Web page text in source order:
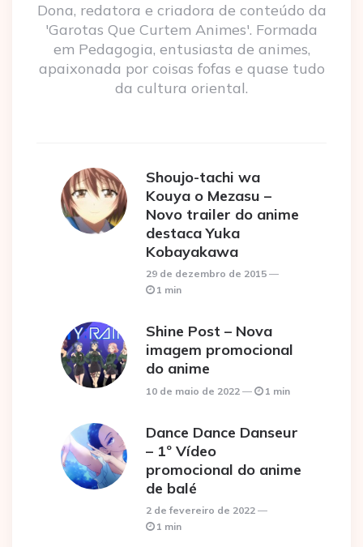
Dona, redatora e criadora de conteúdo da
'Garotas Que Curtem Animes'. Formada
em Pedagogia, entusiasta de animes,
apaixonada por coisas fofas e quase tudo
da cultura oriental.
Shoujo-tachi wa
Kouya o Mezasu –
Novo trailer do anime
destaca Yuka
Kobayakawa
29 de dezembro de 2015
1 min
Shine Post – Nova
imagem promocional
do anime
10 de maio de 2022 1 min
Dance Dance Danseur
– 1º Vídeo
promocional do anime
de balé
2 de fevereiro de 2022
1 min